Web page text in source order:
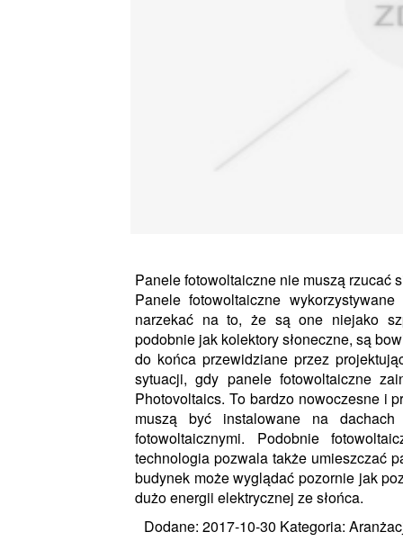
Panele fotowoltaiczne nie muszą rzucać
Panele fotowoltaiczne
narzekać na to, że są one niejako
podobnie jak kolektory słoneczne, są
do końca przewidziane przez
sytuacji, gdy panele fotowoltaiczne
Photovoltaics. To bardzo nowoczesne i
muszą być instalowane na
fotowoltaicznymi. Podobnie
technologia pozwala także umieszczać
budynek może wyglądać pozornie jak
dużo energii elektrycznej ze słońca.
Dodane: 2017-10-30 Kategoria: